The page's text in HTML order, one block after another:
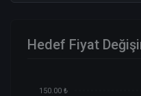
Hedef Fiyat
150.00 ₺